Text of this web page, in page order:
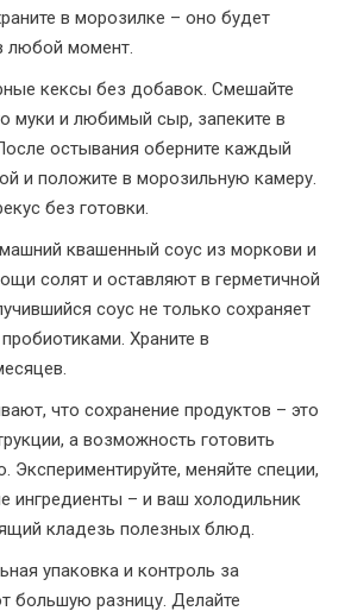
в морозилке – оно будет
любой момент.
кексы без добавок. Смешайте
муки и любимый сыр, запеките в
остывания оберните каждый
и положите в морозильную камеру.
без готовки.
квашенный соус из моркови и
солят и оставляют в герметичной
соус не только сохраняет
Храните в
что сохранение продуктов – это
а возможность готовить
Экспериментируйте, меняйте специи,
ингредиенты – и ваш холодильник
кладезь полезных блюд.
упаковка и контроль за
большую разницу. Делайте